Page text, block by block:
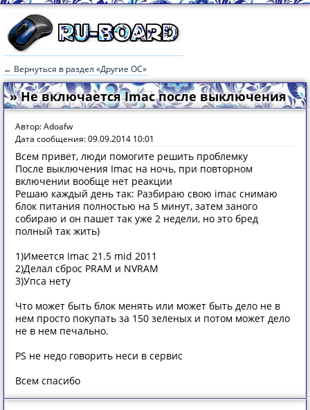
← Вернуться в раздел «Другие ОС»
» Не включается Imac после выключения
Автор: Adoafw
Дата сообщения: 09.09.2014 10:01
Всем привет, люди помогите решить проблемку
После выключения Imac на ночь, при повторном
включении вообще нет реакции
Решаю каждый день так: Разбираю свою imac снимаю
блок питания полностью на 5 минут, затем заного
собираю и он пашет так уже 2 недели, но это бред
полный так жить)
1)Имеется Imac 21.5 mid 2011
2)Делал сброс PRAM и NVRAM
3)Упса нету
Что может быть блок менять или может быть дело не в
нем просто покупать за 150 зеленых и потом может дело
не в нем печально.
PS не недо говорить неси в сервис
Всем спасибо